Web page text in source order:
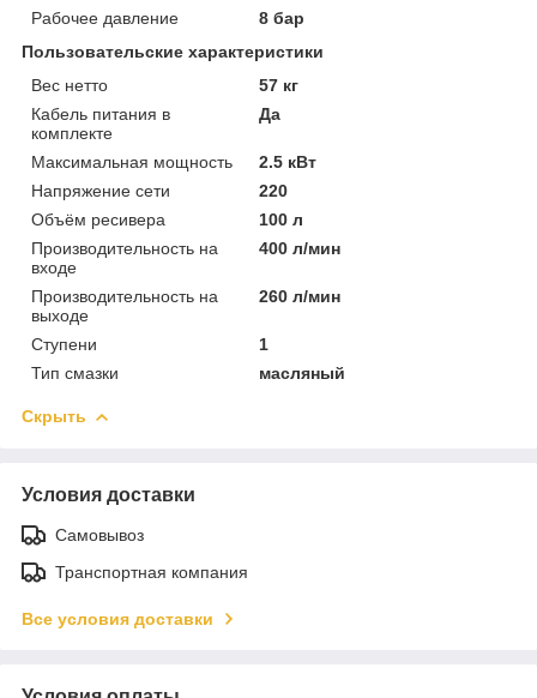
Рабочее давление
8 бар
Пользовательские характеристики
Вес нетто
57 кг
Кабель питания в
комплекте
Да
Максимальная мощность
2.5 кВт
Напряжение сети
220
Объём ресивера
100 л
Производительность на
входе
400 л/мин
Производительность на
выходе
260 л/мин
Ступени
1
Тип смазки
масляный
Скрыть
Условия доставки
Самовывоз
Транспортная компания
Все условия доставки